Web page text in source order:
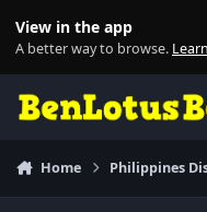
View in the app
A better way to browse.
Home Philippines